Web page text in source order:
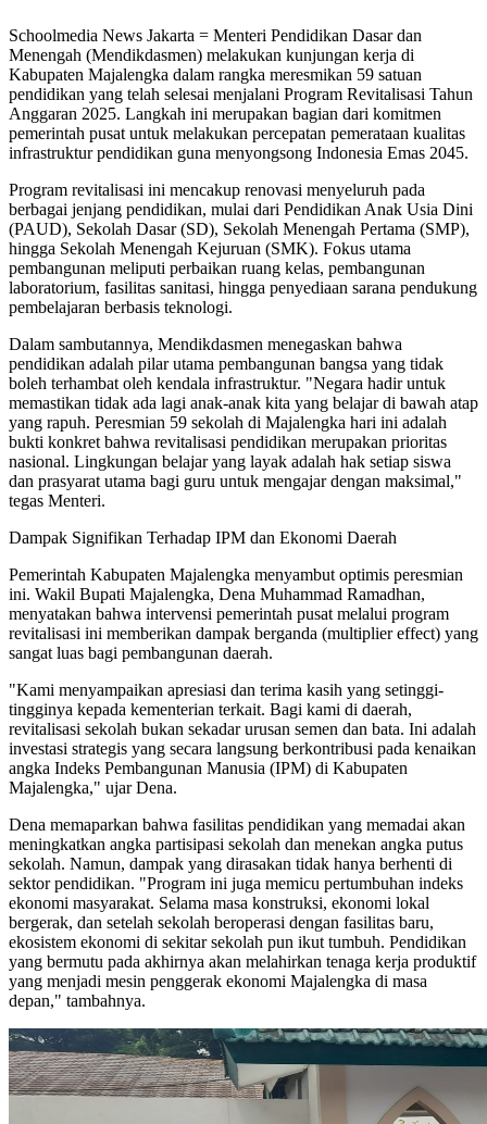
Schoolmedia News Jakarta = Menteri Pendidikan Dasar dan
Menengah (Mendikdasmen) melakukan kunjungan kerja di
Kabupaten Majalengka dalam rangka meresmikan 59 satuan
pendidikan yang telah selesai menjalani Program Revitalisasi Tahun
Anggaran 2025. Langkah ini merupakan bagian dari komitmen
pemerintah pusat untuk melakukan percepatan pemerataan kualitas
infrastruktur pendidikan guna menyongsong Indonesia Emas 2045.
Program revitalisasi ini mencakup renovasi menyeluruh pada
berbagai jenjang pendidikan, mulai dari Pendidikan Anak Usia Dini
(PAUD), Sekolah Dasar (SD), Sekolah Menengah Pertama (SMP),
hingga Sekolah Menengah Kejuruan (SMK). Fokus utama
pembangunan meliputi perbaikan ruang kelas, pembangunan
laboratorium, fasilitas sanitasi, hingga penyediaan sarana pendukung
pembelajaran berbasis teknologi.
Dalam sambutannya, Mendikdasmen menegaskan bahwa
pendidikan adalah pilar utama pembangunan bangsa yang tidak
boleh terhambat oleh kendala infrastruktur. "Negara hadir untuk
memastikan tidak ada lagi anak-anak kita yang belajar di bawah atap
yang rapuh. Peresmian 59 sekolah di Majalengka hari ini adalah
bukti konkret bahwa revitalisasi pendidikan merupakan prioritas
nasional. Lingkungan belajar yang layak adalah hak setiap siswa
dan prasyarat utama bagi guru untuk mengajar dengan maksimal,"
tegas Menteri.
Dampak Signifikan Terhadap IPM dan Ekonomi Daerah
Pemerintah Kabupaten Majalengka menyambut optimis peresmian
ini. Wakil Bupati Majalengka, Dena Muhammad Ramadhan,
menyatakan bahwa intervensi pemerintah pusat melalui program
revitalisasi ini memberikan dampak berganda (multiplier effect) yang
sangat luas bagi pembangunan daerah.
"Kami menyampaikan apresiasi dan terima kasih yang setinggi-
tingginya kepada kementerian terkait. Bagi kami di daerah,
revitalisasi sekolah bukan sekadar urusan semen dan bata. Ini adalah
investasi strategis yang secara langsung berkontribusi pada kenaikan
angka Indeks Pembangunan Manusia (IPM) di Kabupaten
Majalengka," ujar Dena.
Dena memaparkan bahwa fasilitas pendidikan yang memadai akan
meningkatkan angka partisipasi sekolah dan menekan angka putus
sekolah. Namun, dampak yang dirasakan tidak hanya berhenti di
sektor pendidikan. "Program ini juga memicu pertumbuhan indeks
ekonomi masyarakat. Selama masa konstruksi, ekonomi lokal
bergerak, dan setelah sekolah beroperasi dengan fasilitas baru,
ekosistem ekonomi di sekitar sekolah pun ikut tumbuh. Pendidikan
yang bermutu pada akhirnya akan melahirkan tenaga kerja produktif
yang menjadi mesin penggerak ekonomi Majalengka di masa
depan," tambahnya.